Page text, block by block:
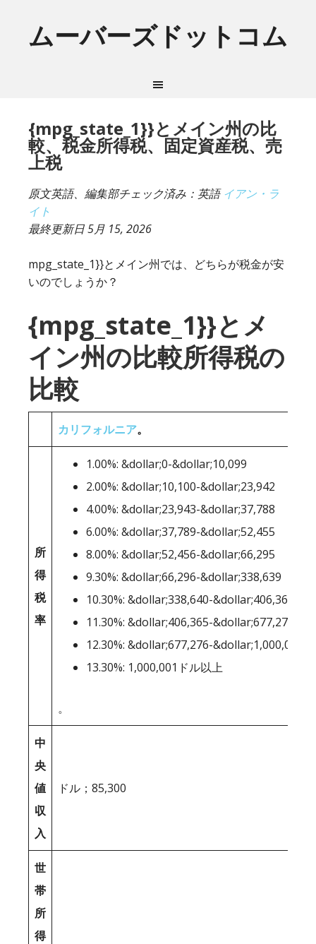
ムーバーズドットコム
{mpg_state_1}}とメイン州の比
較、税金所得税、固定資産税、売
上税
原文英語、編集部チェック済み：英語イアン・ラ
イト
最終更新日5月 15, 2026
mpg_state_1}}とメイン州では、どちらが税金が安
いのでしょうか？
{mpg_state_1}}とメ
イン州の比較所得税の
比較
カリフォルニア。
所
得
税
率
1.00%: &dollar;0-&dollar;10,099
2.00%: &dollar;10,100-&dollar;23,942
4.00%: &dollar;23,943-&dollar;37,788
6.00%: &dollar;37,789-&dollar;52,455
8.00%: &dollar;52,456-&dollar;66,295
9.30%: &dollar;66,296-&dollar;338,639
10.30%: &dollar;338,640-&dollar;406,364
11.30%: &dollar;406,365-&dollar;677,275
12.30%: &dollar;677,276-&dollar;1,000,000
13.30%: 1,000,001ドル以上
。
中
央
値
収
入
ドル；85,300
世
帯
所
得